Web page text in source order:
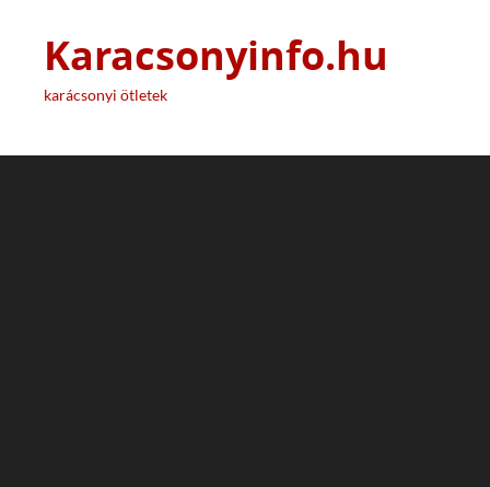
Karacsonyinfo.hu
karácsonyi ötletek